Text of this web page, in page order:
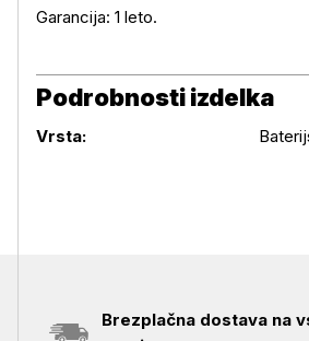
Garancija: 1 leto.
Podrobnosti izdelka
Podrobnosti izdelka
Vrsta:
Brezplačna dostava na